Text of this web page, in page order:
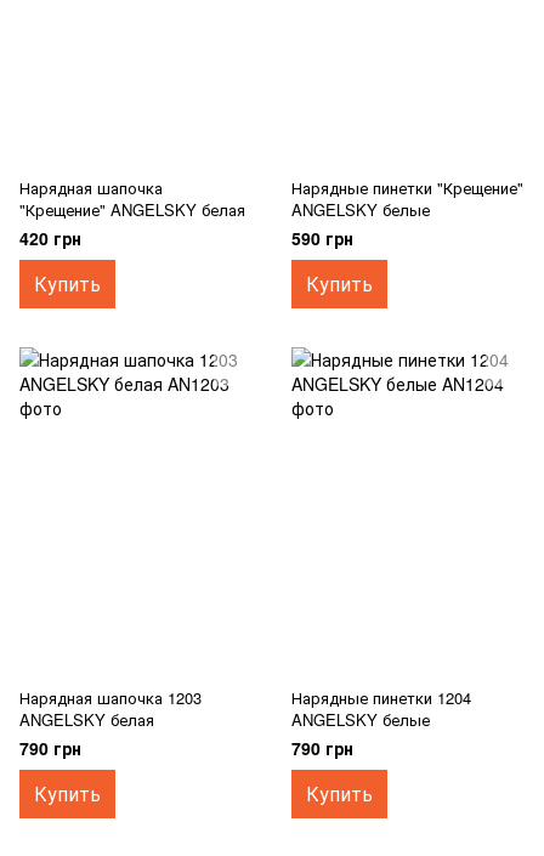
Нарядная шапочка
"Крещение" ANGELSKY белая
420 грн
Купить
Нарядные пинетки "Крещение"
ANGELSKY белые
590 грн
Купить
Нарядная шапочка 1203
ANGELSKY белая
790 грн
Купить
Нарядные пинетки 1204
ANGELSKY белые
790 грн
Купить